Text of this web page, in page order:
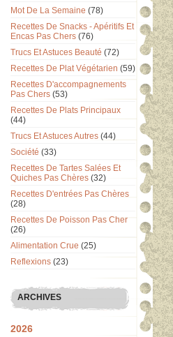
Mot De La Semaine (78)
Recettes De Snacks - Apéritifs Et
Encas Pas Chers (76)
Trucs Et Astuces Beauté (72)
Recettes De Plat Végétarien (59)
Recettes D'accompagnements
Pas Chers (53)
Recettes De Plats Principaux
(44)
Trucs Et Astuces Autres (44)
Société (33)
Recettes De Tartes Salées Et
Quiches Pas Chères (32)
Recettes D'entrées Pas Chères
(28)
Recettes De Poisson Pas Cher
(26)
Alimentation Crue (25)
Reflexions (23)
ARCHIVES
2026